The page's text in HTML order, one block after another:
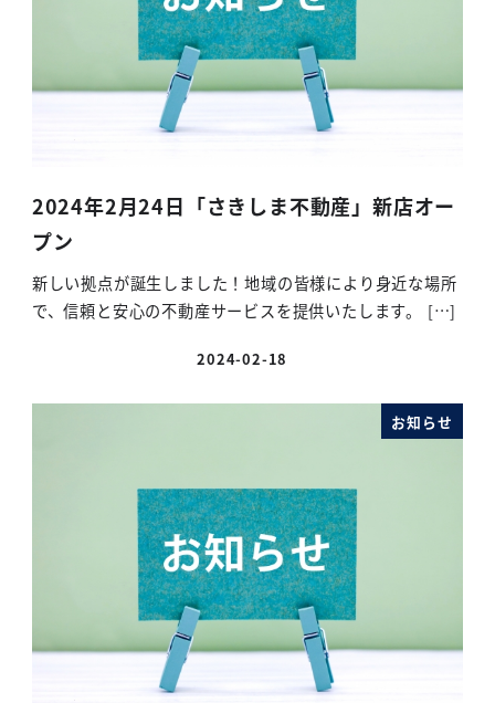
2024年2月24日「さきしま不動産」新店オー
プン
新しい拠点が誕生しました！地域の皆様により身近な場所
で、信頼と安心の不動産サービスを提供いたします。 […]
2024-02-18
お知らせ